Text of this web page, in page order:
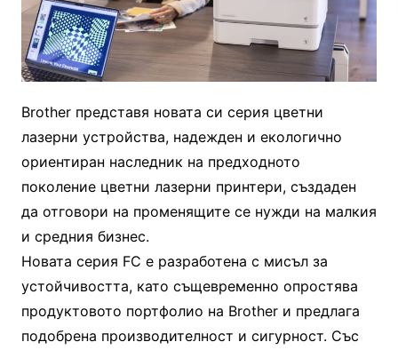
Brother представя новата си серия цветни
лазерни устройства, надежден и екологично
ориентиран наследник на предходното
поколение цветни лазерни принтери, създаден
да отговори на променящите се нужди на малкия
и средния бизнес.
Новата серия FC е разработена с мисъл за
устойчивостта, като същевременно опростява
продуктовото портфолио на Brother и предлага
подобрена производителност и сигурност. Със